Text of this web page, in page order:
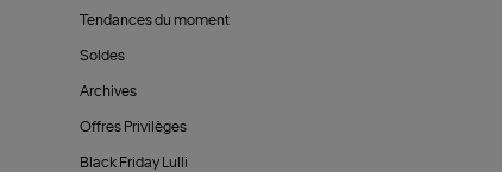
Tendances du moment
Soldes
Archives
Offres Privilèges
Black Friday Lulli